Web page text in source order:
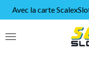
Passer
au
contenu
Avec la carte